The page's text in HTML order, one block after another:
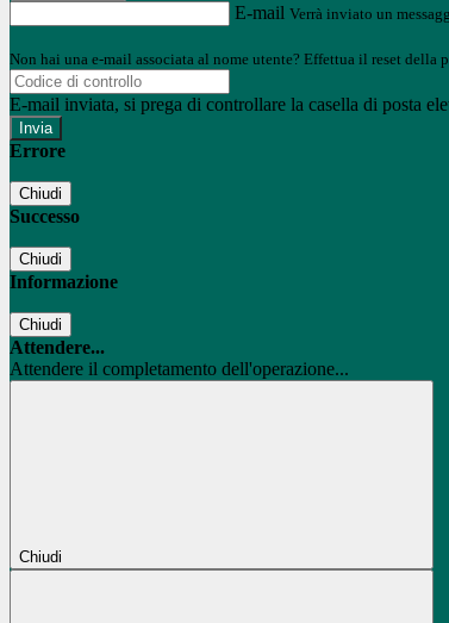
E-mail Verrà inviato un
Non hai una e-mail associata al nome utente? Effettua il reset della
E-mail inviata, si prega di controllare la casella di posta
Errore
Chiudi
Successo
Chiudi
Informazione
Chiudi
Attendere...
Attendere il completamento dell'operazione...
Chiudi